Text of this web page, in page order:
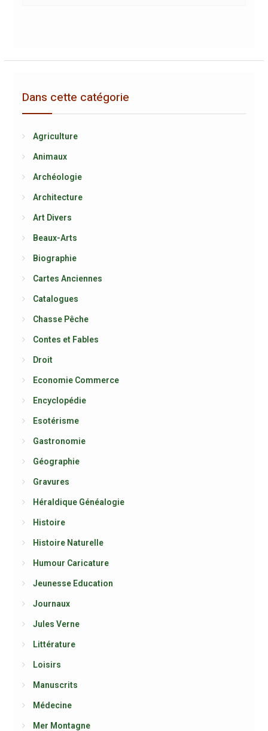
Dans cette catégorie
Agriculture
Animaux
Archéologie
Architecture
Art Divers
Beaux-Arts
Biographie
Cartes Anciennes
Catalogues
Chasse Pêche
Contes et Fables
Droit
Economie Commerce
Encyclopédie
Esotérisme
Gastronomie
Géographie
Gravures
Héraldique Généalogie
Histoire
Histoire Naturelle
Humour Caricature
Jeunesse Education
Journaux
Jules Verne
Littérature
Loisirs
Manuscrits
Médecine
Mer Montagne